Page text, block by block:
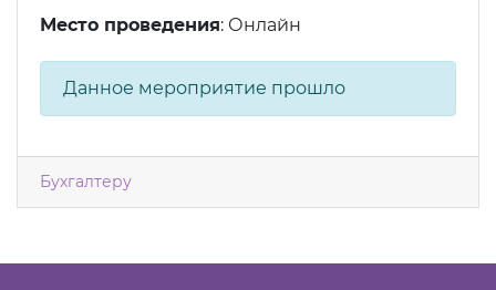
Место проведения: Онлайн
Данное мероприятие прошло
Бухгалтеру